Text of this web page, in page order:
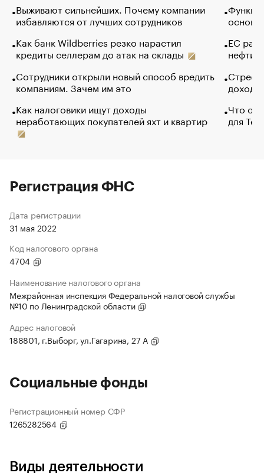
Выживают сильнейших. Почему компании
избавляются от лучших сотрудников
Как банк Wildberries резко нарастил
кредиты селлерам до атак на склады
Сотрудники открыли новый способ вредить
компаниям. Зачем им это
Как налоговики ищут доходы
неработающих покупателей яхт и квартир
основ
ЕС
нефти
Что
для
Регистрация ФНС
Дата регистрации
31 мая 2022
Код налогового органа
4704
Наименование налогового органа
Межрайонная инспекция Федеральной налоговой службы
№10 по Ленинградской области
Адрес налоговой
188801, г.Выборг, ул.Гагарина, 27 А
Социальные фонды
Регистрационный номер СФР
1265282564
Виды деятельности